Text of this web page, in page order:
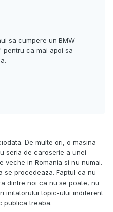
sa cumpere un BMW
ca mai apoi sa
De multe ori, o masina
seria de caroserie a unei
veche in Romania si nu numai.
se procedeaza. Faptul ca nu
dintre noi ca nu se poate, nu
initatorului topic-ului indiferent
publica treaba.